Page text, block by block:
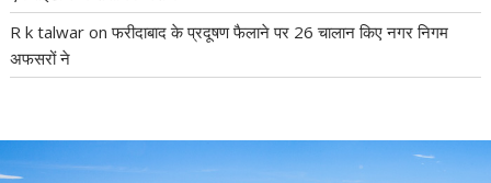
R k talwar onफरीदाबाद के प्रदूषण फैलाने पर 26 चालान किए नगर निगम
अफसरों ने